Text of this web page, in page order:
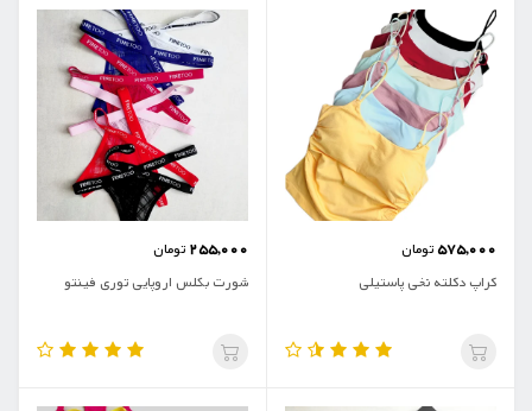
575,000تومان
کراپ دکلته نخی پاستیلی
255,000 تومان
شورت بکلس اروپایی توری فینتو